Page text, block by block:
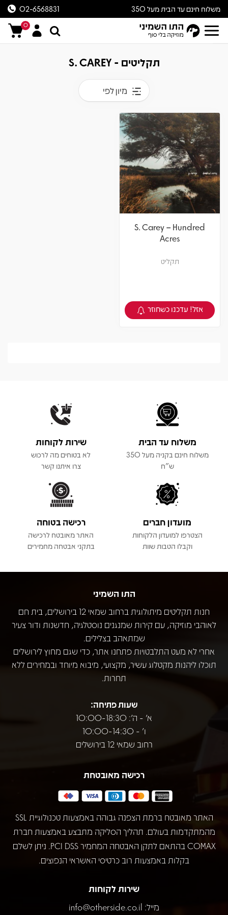
משלוח חינם עד הבית מעל 350
ש״ח
02-6568831
0
תקליטים - S. CAREY
מיון לפי
S. Carey – Hundred
Acres
תקליט
צפיה במוצר
אזל! עדכנו כשחוזר
משלוח עד הבית
משלוח חינם בקניה מעל 350
ש"ח
שירות לקוחות
לא בטוחים מה לרכוש
צרו איתנו קשר
מועדון חברים
הצטרפו למועדון הלקוחות
וקבלו הטבות שוות
רכישה בטוחה
האתר מאובטח לרכישה
בתקני אבטחה מחמירים
התו השמיני
חנות תקליטים מיתולוגית ברחוב שמאי 12 בירושלים, בית חם
לאוהבי מוזיקה, עם קירות שמנגנים נוסטלגיה, חדשנות ודור צעיר
שמתאהב בצלילים.
אחרי לא מעט התלבטויות פתחנו אתר, כדי שגם מחוץ לירושלים
תוכלו ליהנות מקטלוג עשיר, מקצועי, מיבוא מיוחד ובמחירים ללא
תחרות.
שעות פתיחה:
א' - ה': 10:00-18:30
ו' - 10:00-14:30
רחוב שמאי 12 בירושלים
רכישה מאובטחת
האתר מאובטח ברמת הצפנה גבוהה באמצעות טכנולוגיית SSL
מהמתקדמות בעולם. תהליך הסליקה מתבצע באמצעות חברת
COMAX בהתאם לתקן האבטחה המחמיר PCI DSS. ניתן לשלם
בקלות באמצעות רוב כרטיסי האשראי הנפוצים.
שירות לקוחות
מייל: info@otherside.co.il